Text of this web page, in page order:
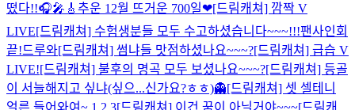
떴다!!🎧🎤🎸 추운 12월 뜨거운 700일❤[드림캐쳐] 깜짝 V
LIVE[드림캐쳐] 수험생분들 모두 수고하셨습니다~~~!!!팬사인회
끝!드루와[드림캐쳐] 썸냐들 맛점하셨나요~~~?[드림캐쳐] 급습 V
LIVE![드림캐쳐] 불후의 명곡 모두 보셨나요~~~?[드림캐쳐] 등골
이 서늘해지고 싶냐(싶으...신가요?ㅎㅎ)👻[드림캐쳐] 셋 셀테니
얼른 들어와여~ 1 2 3[드림캐쳐] 이건 꿈이 아닐거야~~~[드림캐